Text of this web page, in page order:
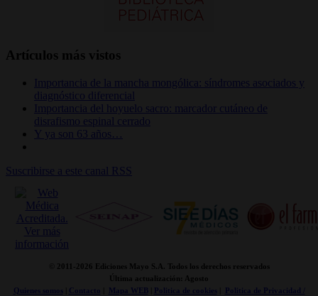
Artículos más vistos
Importancia de la mancha mongólica: síndromes asociados y
diagnóstico diferencial
Importancia del hoyuelo sacro: marcador cutáneo de
disrafismo espinal cerrado
Y ya son 63 años…
Suscribirse a este canal RSS
© 2011- 2026 Ediciones Mayo S.A. Todos los derechos reservados
Última actualización: Agosto
Quienes somos| Contacto Mapa WEB| Politica de cookies|
Politica de Privacidad /